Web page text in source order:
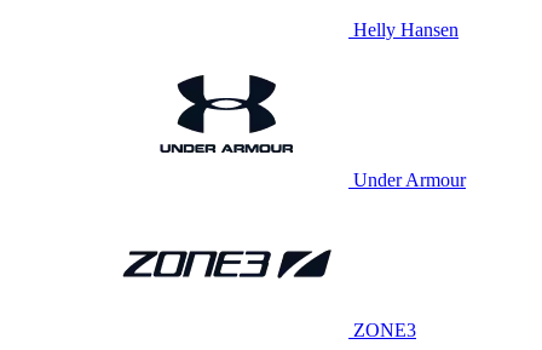
Helly Hansen
Under Armour
ZONE3